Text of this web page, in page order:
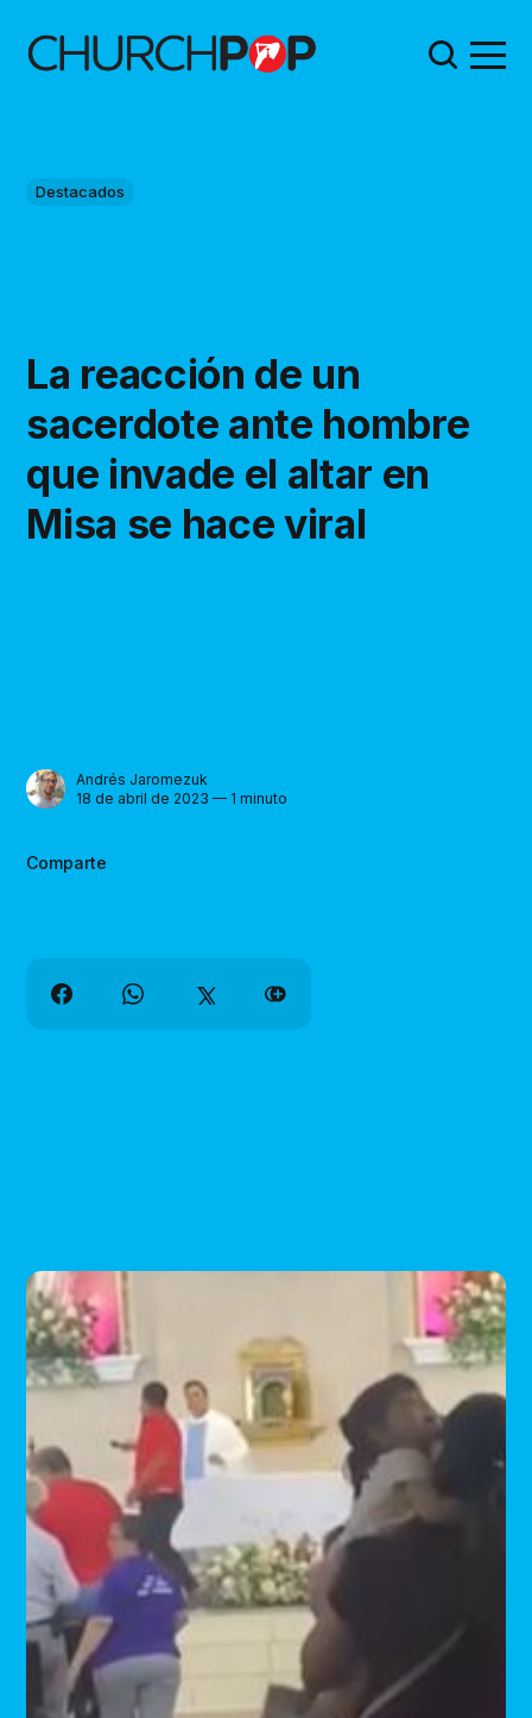
Destacados
La reacción de un
sacerdote ante hombre
que invade el altar en
Misa se hace viral
Andrés Jaromezuk
18 de abril de 2023 — 1 minuto
Comparte